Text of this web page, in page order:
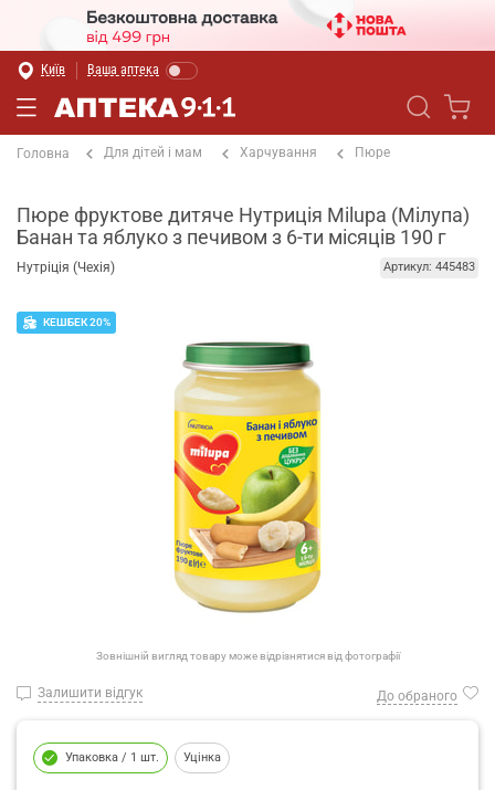
Київ Ваша аптека
Головна Для дітей і мам Харчування Пюре
Пюре фруктове дитяче Нутриція Milupa (Мілупа)
Банан та яблуко з печивом з 6-ти місяців 190 г
Нутріція (Чехія) Артикул: 445483
КЕШБЕК 20%
Зовнішній вигляд товару може відрізнятися від фотографії
Залишити відгук До обраного
Упаковка / 1 шт. Уцінка